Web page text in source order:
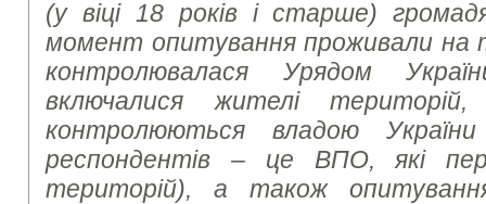
(у віці 18 років і старше)
момент опитування проживали на
контролювалася Урядом
включалися жителі
контролюються владою
респондентів – це ВПО, які
територій), а також